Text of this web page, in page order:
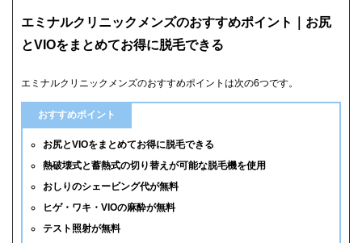
エミナルクリニックメンズのおすすめポイント｜お尻
とVIOをまとめてお得に脱毛できる
エミナルクリニックメンズのおすすめポイントは次の6つです。
おすすめポイント
お尻とVIOをまとめてお得に脱毛できる
熱破壊式と蓄熱式の切り替えが可能な脱毛機を使用
おしりのシェービング代が無料
ヒゲ・ワキ・VIOの麻酔が無料
テスト照射が無料